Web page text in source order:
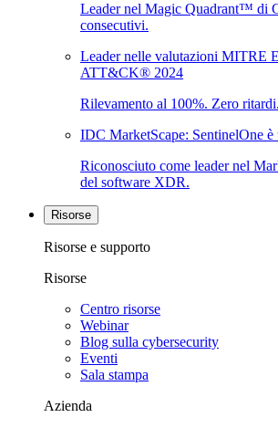
Leader nel Magic Quadrant™ di
consecutivi.
Leader nelle valutazioni MITRE
ATT&CK® 2024
Rilevamento al 100%. Zero
IDC MarketScape: SentinelOne
Riconosciuto come leader nel
del software XDR.
Risorse
Risorse e supporto
Risorse
Centro risorse
Webinar
Blog sulla cybersecurity
Eventi
Sala stampa
Azienda